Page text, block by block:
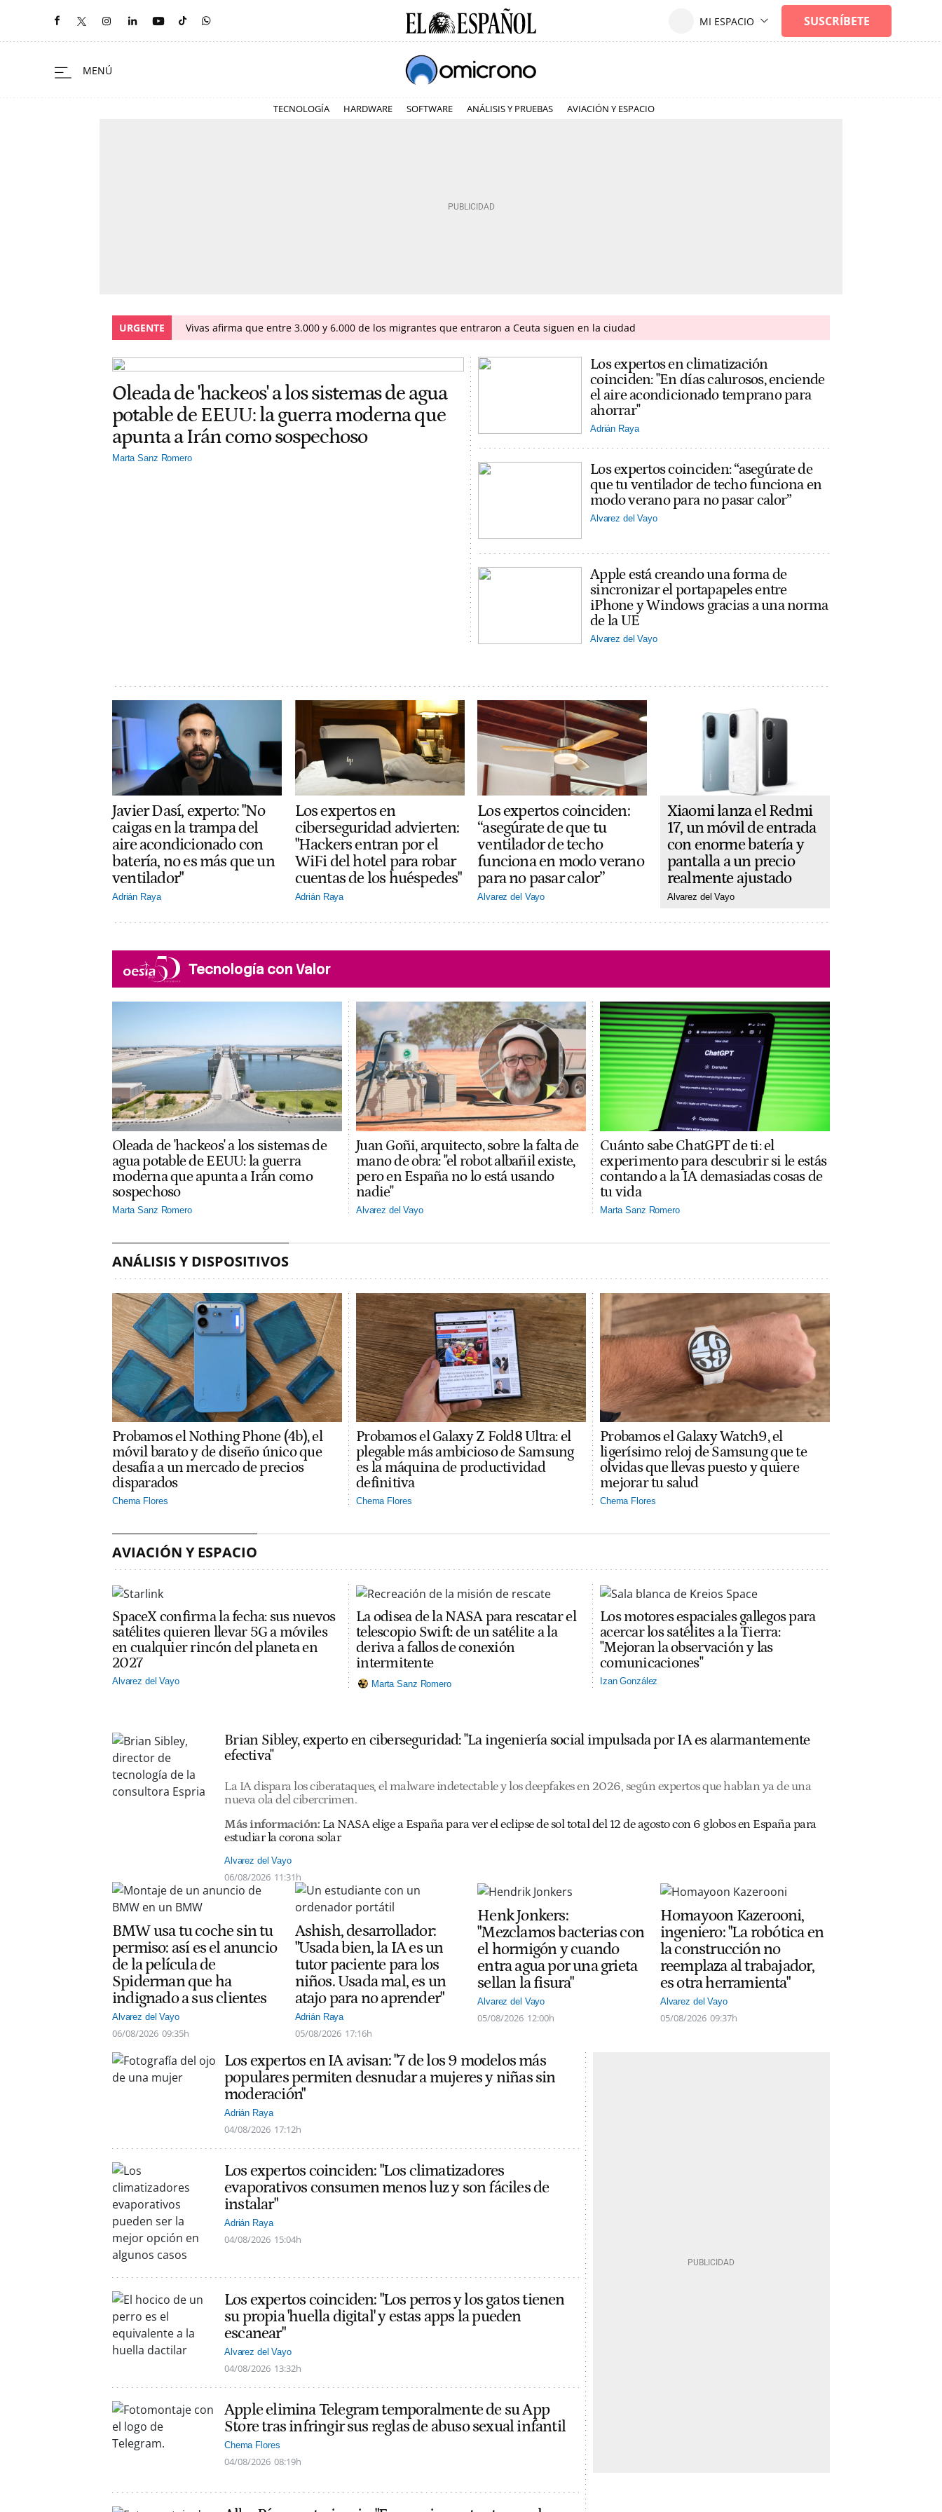
TECNOLOGÍA HARDWARE SOFTWARE ANÁLISIS Y PRUEBAS AVIACIÓN Y ESPACIO
URGENTE Vivas afirma que entre 3.000 y 6.000 de los migrantes que entraron a Ceuta siguen en la ciudad
Oleada de 'hackeos' a los sistemas de agua
potable de EEUU: la guerra moderna que
apunta a Irán como sospechoso
Marta Sanz Romero
Los expertos en climatización
coinciden: "En días calurosos, enciende
el aire acondicionado temprano para
ahorrar"
Adrián Raya
Los expertos coinciden: “asegúrate de
que tu ventilador de techo funciona en
modo verano para no pasar calor”
Alvarez del Vayo
Apple está creando una forma de
sincronizar el portapapeles entre
iPhone y Windows gracias a una norma
de la UE
Alvarez del Vayo
Javier Dasí, experto: "No
caigas en la trampa del
aire acondicionado con
batería, no es más que un
ventilador"
Adrián Raya
Los expertos en
ciberseguridad advierten:
"Hackers entran por el
WiFi del hotel para robar
cuentas de los huéspedes"
Adrián Raya
Los expertos coinciden:
“asegúrate de que tu
ventilador de techo
funciona en modo verano
para no pasar calor”
Alvarez del Vayo
Xiaomi lanza el Redmi
17, un móvil de entrada
con enorme batería y
pantalla a un precio
realmente ajustado
Alvarez del Vayo
Tecnología con Valor
Oleada de 'hackeos' a los sistemas de
agua potable de EEUU: la guerra
moderna que apunta a Irán como
sospechoso
Marta Sanz Romero
Juan Goñi, arquitecto, sobre la falta de
mano de obra: "el robot albañil existe,
pero en España no lo está usando
nadie"
Alvarez del Vayo
Cuánto sabe ChatGPT de ti: el
experimento para descubrir si le estás
contando a la IA demasiadas cosas de
tu vida
Marta Sanz Romero
ANÁLISIS Y DISPOSITIVOS
Probamos el Nothing Phone (4b), el
móvil barato y de diseño único que
desafía a un mercado de precios
disparados
Chema Flores
Probamos el Galaxy Z Fold8 Ultra: el
plegable más ambicioso de Samsung
es la máquina de productividad
definitiva
Chema Flores
Probamos el Galaxy Watch9, el
ligerísimo reloj de Samsung que te
olvidas que llevas puesto y quiere
mejorar tu salud
Chema Flores
AVIACIÓN Y ESPACIO
SpaceX confirma la fecha: sus nuevos
satélites quieren llevar 5G a móviles
en cualquier rincón del planeta en
2027
Alvarez del Vayo
La odisea de la NASA para rescatar el
telescopio Swift: de un satélite a la
deriva a fallos de conexión
intermitente
Marta Sanz Romero
Los motores espaciales gallegos para
acercar los satélites a la Tierra:
"Mejoran la observación y las
comunicaciones"
Izan González
Brian Sibley, experto en ciberseguridad: "La ingeniería social impulsada por IA es alarmantemente
efectiva"
La IA dispara los ciberataques, el malware indetectable y los deepfakes en 2026, según expertos que hablan ya de una
nueva ola del cibercrimen.
Más información: La NASA elige a España para ver el eclipse de sol total del 12 de agosto con 6 globos en España para
estudiar la corona solar
Alvarez del Vayo
06/08/2026 11:31h
BMW usa tu coche sin tu
permiso: así es el anuncio
de la película de
Spiderman que ha
indignado a sus clientes
Alvarez del Vayo
06/08/2026 09:35h
Ashish, desarrollador:
"Usada bien, la IA es un
tutor paciente para los
niños. Usada mal, es un
atajo para no aprender"
Adrián Raya
05/08/2026 17:16h
Henk Jonkers:
"Mezclamos bacterias con
el hormigón y cuando
entra agua por una grieta
sellan la fisura"
Alvarez del Vayo
05/08/2026 12:00h
Homayoon Kazerooni,
ingeniero: "La robótica en
la construcción no
reemplaza al trabajador,
es otra herramienta"
Alvarez del Vayo
05/08/2026 09:37h
Los expertos en IA avisan: "7 de los 9 modelos más
populares permiten desnudar a mujeres y niñas sin
moderación"
Adrián Raya
04/08/2026 17:12h
Los expertos coinciden: "Los climatizadores
evaporativos consumen menos luz y son fáciles de
instalar"
Adrián Raya
04/08/2026 15:04h
Los expertos coinciden: "Los perros y los gatos tienen
su propia 'huella digital' y estas apps la pueden
escanear"
Alvarez del Vayo
04/08/2026 13:32h
Apple elimina Telegram temporalmente de su App
Store tras infringir sus reglas de abuso sexual infantil
Chema Flores
04/08/2026 08:19h